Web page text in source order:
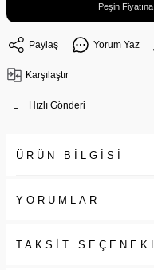
Peşin
Paylaş Yorum Yaz
Karşılaştır
Hızlı Gönderi
ÜRÜN BİLGİSİ
YORUMLAR
TAKSİT